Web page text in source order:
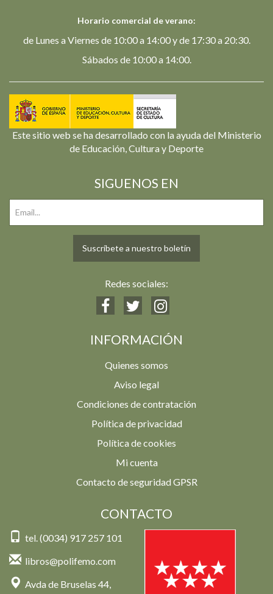
Horario comercial de verano:
de Lunes a Viernes de 10:00 a 14:00 y de 17:30 a 20:30.
Sábados de 10:00 a 14:00.
Este sitio web se ha desarrollado con la ayuda del Ministerio
de Educación, Cultura y Deporte
SIGUENOS EN
Suscríbete a nuestro boletín
Redes sociales:
INFORMACIÓN
Quienes somos
Aviso legal
Condiciones de contratación
Política de privacidad
Política de cookies
Mi cuenta
Contacto de seguridad GPSR
CONTACTO
tel. (0034) 917 257 101
libros@polifemo.com
Avda de Bruselas 44,